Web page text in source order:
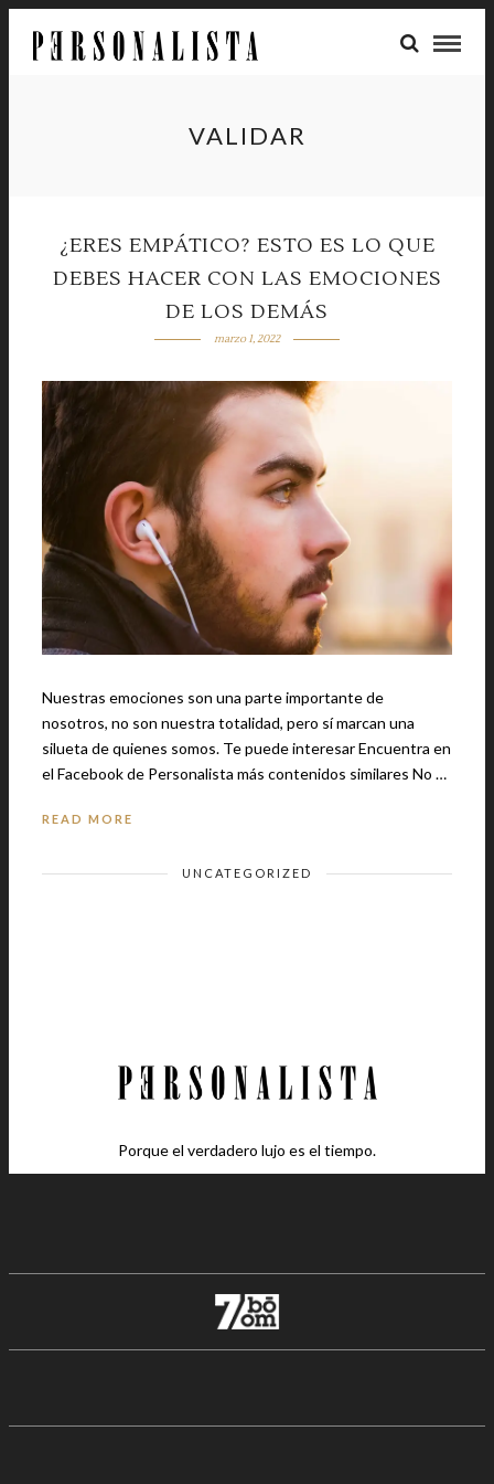
VALIDAR
¿ERES EMPÁTICO? ESTO ES LO QUE
DEBES HACER CON LAS EMOCIONES
DE LOS DEMÁS
marzo 1, 2022
Nuestras emociones son una parte importante de
nosotros, no son nuestra totalidad, pero sí marcan una
silueta de quienes somos. Te puede interesar Encuentra en
el Facebook de Personalista más contenidos similares No …
READ MORE
UNCATEGORIZED
Porque el verdadero lujo es el tiempo.